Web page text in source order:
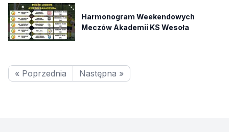
Harmonogram Weekendowych
Meczów Akademii KS Wesoła
« Poprzednia Następna »